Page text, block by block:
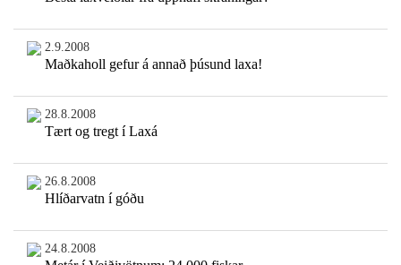
2.9.2008
Maðkaholl gefur á annað þúsund laxa!
28.8.2008
Tært og tregt í Laxá
26.8.2008
Hlíðarvatn í góðu
24.8.2008